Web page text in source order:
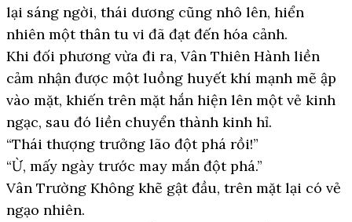
lại sáng ngời, thái dương cũng nhô lên, hiển
nhiên một thân tu vi đã đạt đến hóa cảnh.
Khi đối phương vừa đi ra, Vân Thiên Hành liền
cảm nhận được một luồng huyết khí mạnh mẽ ập
vào mặt, khiến trên mặt hắn hiện lên một vẻ kinh
ngạc, sau đó liền chuyển thành kinh hỉ.
“Thái thượng trưởng lão đột phá rồi!”
“Ừ, mấy ngày trước may mắn đột phá.”
Vân Trường Không khẽ gật đầu, trên mặt lại có vẻ
ngạo nhiên.